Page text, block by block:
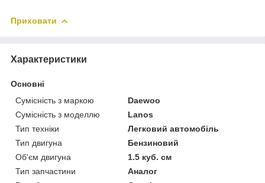
Приховати
Характеристики
Основні
Сумісність з маркою
Daewoo
Сумісність з моделлю
Lanos
Тип техніки
Легковий автомобіль
Тип двигуна
Бензиновий
Об'єм двигуна
1.5 куб. см
Тип запчастини
Аналог